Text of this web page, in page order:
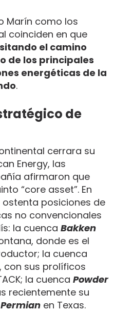
Marín como los
coinciden en que
el camino
de los principales
energéticas de la
.
de
cerrara su
Energy, las
afirmaron que
“core asset”. En
ostenta posiciones de
no convencionales
la cuenca Bakken
donde es el
la cuenca
con sus prolíficos
la cuenca Powder
recientemente su
Permian en Texas.